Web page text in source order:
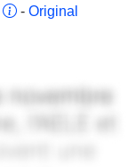
- Original